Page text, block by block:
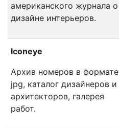
американского журнала о
дизайне интерьеров.
Iconeye
Архив номеров в формате
jpg, каталог дизайнеров и
архитекторов, галерея
работ.